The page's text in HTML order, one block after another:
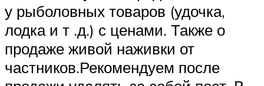
у рыболовных товаров (удочка,
лодка и т .д.) с ценами. Также о
продаже живой наживки от
частников.Рекомендуем после